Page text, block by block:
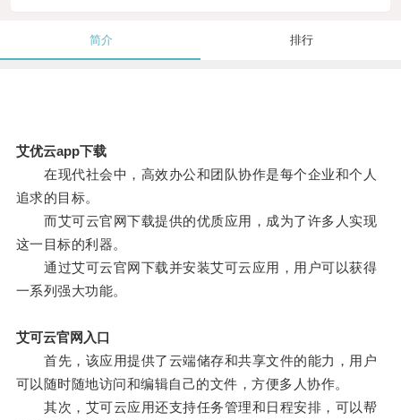
简介 排行
艾优云app下载
在现代社会中，高效办公和团队协作是每个企业和个人
追求的目标。
而艾可云官网下载提供的优质应用，成为了许多人实现
这一目标的利器。
通过艾可云官网下载并安装艾可云应用，用户可以获得
一系列强大功能。
艾可云官网入口
首先，该应用提供了云端储存和共享文件的能力，用户
可以随时随地访问和编辑自己的文件，方便多人协作。
其次，艾可云应用还支持任务管理和日程安排，可以帮